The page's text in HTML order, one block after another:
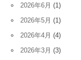
2026年6月 (1)
2026年5月 (1)
2026年4月 (4)
2026年3月 (3)